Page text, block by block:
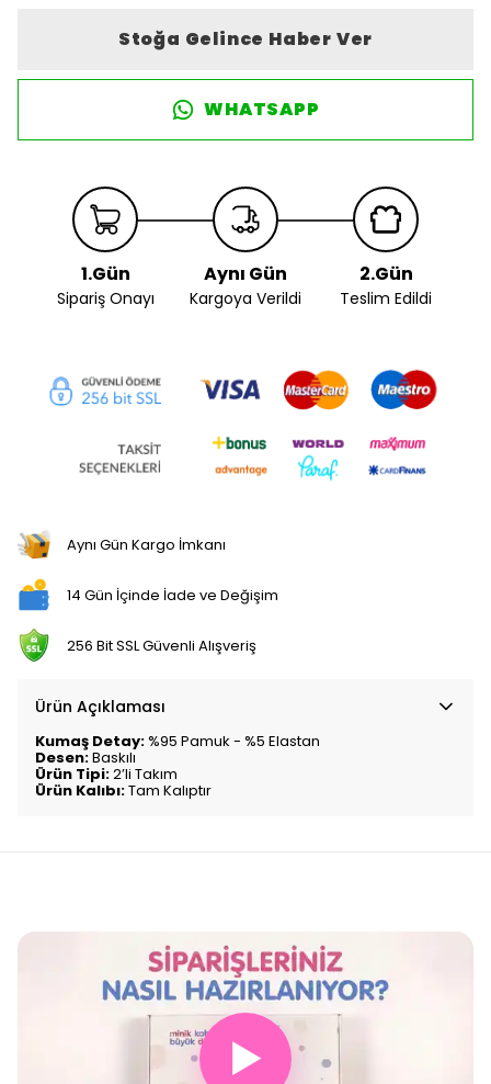
Stoğa Gelince Haber Ver
WHATSAPP
1.Gün
Sipariş Onayı
Aynı Gün
Kargoya Verildi
2.Gün
Teslim Edildi
Aynı Gün Kargo İmkanı
14 Gün İçinde İade ve Değişim
256 Bit SSL Güvenli Alışveriş
Ürün Açıklaması
Kumaş Detay:%95 Pamuk - %5 Elastan
Desen:Baskılı
Ürün Tipi:2’li Takım
Ürün Kalıbı:Tam Kalıptır
▶